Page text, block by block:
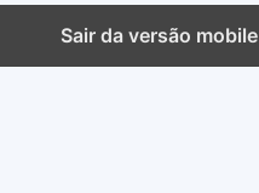
Sair da versão mobile